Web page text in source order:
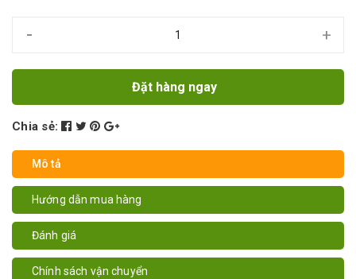
- +
Đặt hàng ngay
Chia sẻ:
Mô tả
Hướng dẫn mua hàng
Đánh giá
Chính sách vận chuyển